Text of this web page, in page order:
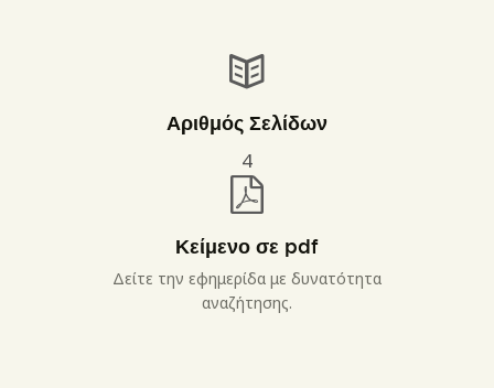
Αριθμός Σελίδων
4
Κείμενο σε pdf
Δείτε την εφημερίδα με δυνατότητα
αναζήτησης.